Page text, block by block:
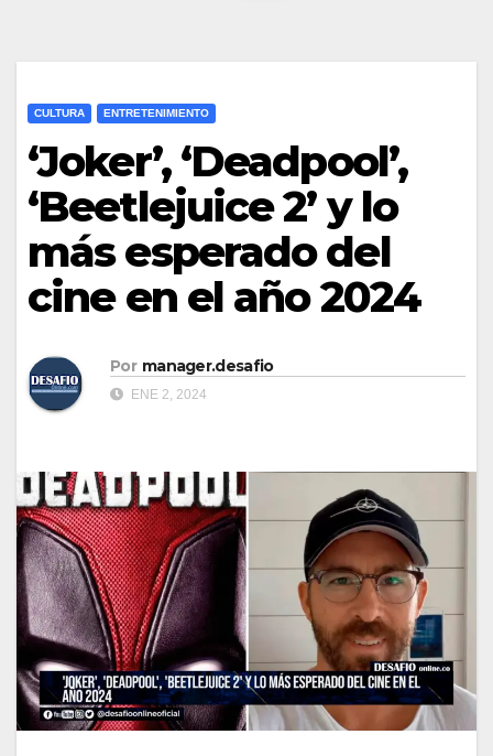
CULTURA ENTRETENIMIENTO
‘Joker’, ‘Deadpool’,
‘Beetlejuice 2’ y lo
más esperado del
cine en el año 2024
Por manager.desafio
ENE 2, 2024